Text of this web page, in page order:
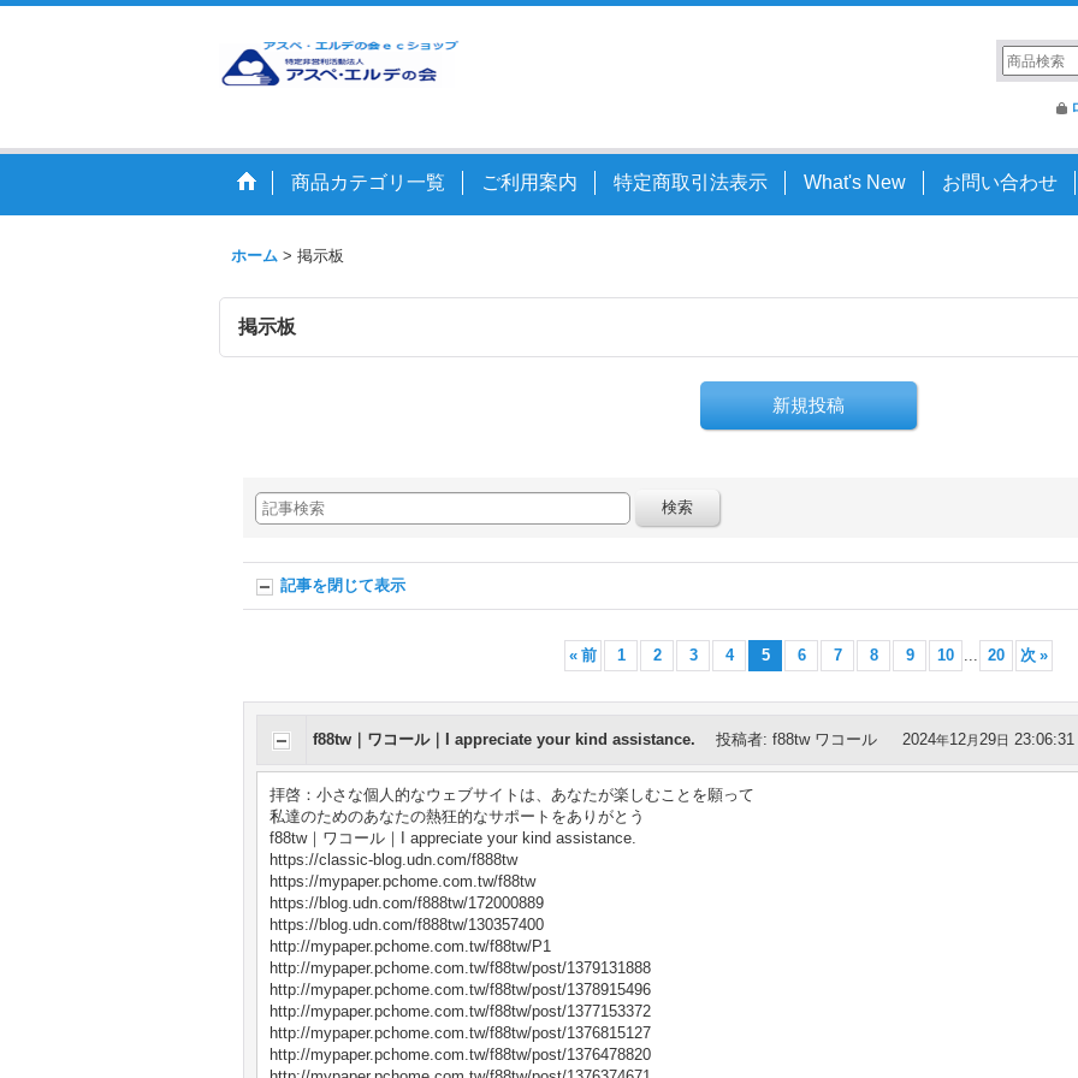
商品カテゴリ一覧 ご利用案内 特定商取引法表示 What's New お問い合わせ
ホーム > 掲示板
掲示板
新規投稿
記事を閉じて表示
« 前 1 2 3 4 5 6 7 8 9 10 ... 20 次 »
f88tw｜ワコール｜I appreciate your kind assistance. 投稿者: f88tw ワコール 2024年12月29日 23:06:31
拝啓：小さな個人的なウェブサイトは、あなたが楽しむことを願って
私達のためのあなたの熱狂的なサポートをありがとう
f88tw｜ワコール｜I appreciate your kind assistance.
https://classic-blog.udn.com/f888tw
https://mypaper.pchome.com.tw/f88tw
https://blog.udn.com/f888tw/172000889
https://blog.udn.com/f888tw/130357400
http://mypaper.pchome.com.tw/f88tw/P1
http://mypaper.pchome.com.tw/f88tw/post/1379131888
http://mypaper.pchome.com.tw/f88tw/post/1378915496
http://mypaper.pchome.com.tw/f88tw/post/1377153372
http://mypaper.pchome.com.tw/f88tw/post/1376815127
http://mypaper.pchome.com.tw/f88tw/post/1376478820